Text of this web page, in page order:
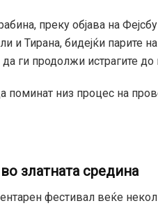
преку објава на
и Тирана, бидејќи парите
ги продолжи истрагите до
поминат низ процес на
златната средина
фестивал веќе